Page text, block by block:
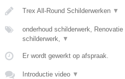
Trex All-Round Schilderwerken ▼
onderhoud schilderwerk,
schilderwerk, ▼
Er wordt gewerkt op afspraak.
Introductie video ▼